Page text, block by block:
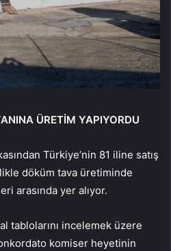
ÜRETİM YAPIYORDU
Türkiye’nin 81 iline satış
döküm tava üretiminde
arasında yer alıyor.
tablolarını incelemek üzere
komiser heyetinin